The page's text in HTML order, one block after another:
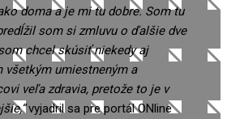
doma a je mi tu dobre. Som tu
som si zmluvu o ďalšie dve
chcel skúsiť niekedy aj
všetkým umiestneným a
veľa zdravia, pretože to je v
vyjadril sa pre portál ONline